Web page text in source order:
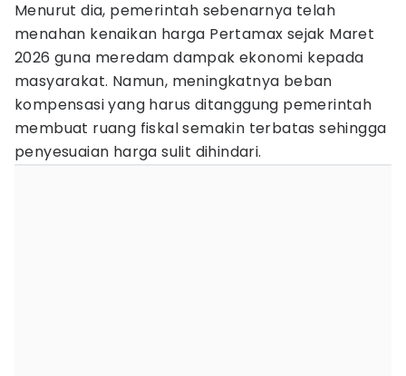
Menurut dia, pemerintah sebenarnya telah
menahan kenaikan harga Pertamax sejak Maret
2026 guna meredam dampak ekonomi kepada
masyarakat. Namun, meningkatnya beban
kompensasi yang harus ditanggung pemerintah
membuat ruang fiskal semakin terbatas sehingga
penyesuaian harga sulit dihindari.